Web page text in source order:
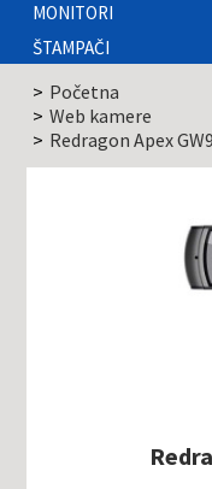
MONITORI
ŠTAMPAČI
Početna
Web kamere
Redragon Apex